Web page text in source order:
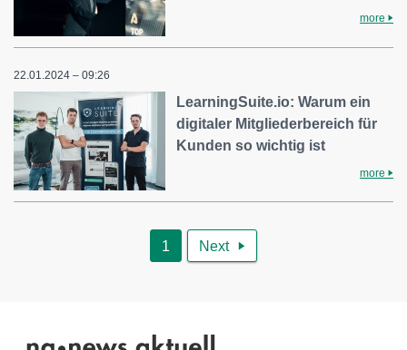
more
22.01.2024 – 09:26
LearningSuite.io: Warum ein
digitaler Mitgliederbereich für
Kunden so wichtig ist
more
1 Next 